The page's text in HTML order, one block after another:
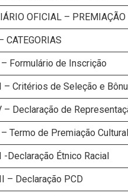
OFICIAL –
CATEGORIAS
Formulário de Inscrição
– Critérios de Seleção e
– Declaração de
– Termo de Premiação Cultural
-Declaração Étnico Racial
– Declaração PCD